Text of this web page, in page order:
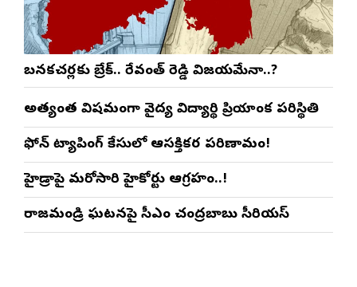
బనకచర్లకు బ్రేక్.. రేవంత్ రెడ్డి విజయమేనా..?
అత్యంత విషమంగా వైద్య విద్యార్థిని ప్రియాంక పరిస్థితి
ఫోన్ ట్యాపింగ్ కేసులో ఆసక్తికర పరిణామం!
హైడ్రాపై మరోసారి హైకోర్టు ఆగ్రహం..!
రాజమండ్రి ఘటనపై సీఎం చంద్రబాబు సీరియస్